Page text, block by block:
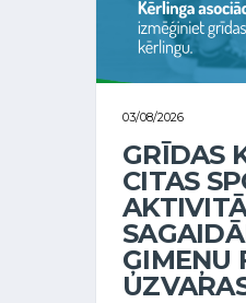
03/08/2026
GRĪDAS
CITAS
ĢIMEŅU